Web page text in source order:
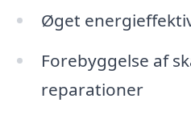
Øget
Forebyggelse af
reparationer